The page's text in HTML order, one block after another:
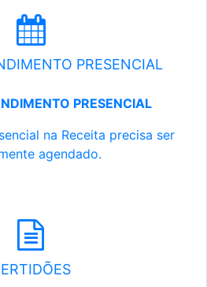
PRESENCIAL
PRESENCIAL
na Receita precisa ser
agendado.